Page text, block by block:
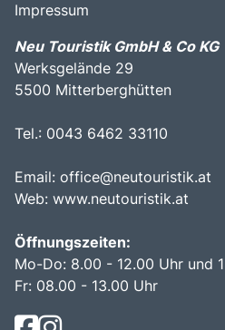
Impressum
Neu Touristik GmbH & Co KG
Werksgelände 29
5500 Mitterberghütten
Tel.: 0043 6462 33110
Email: office@neutouristik.at
Web: www.neutouristik.at
Öffnungszeiten:
Mo-Do: 8.00 - 12.00 Uhr und
Fr: 08.00 - 13.00 Uhr